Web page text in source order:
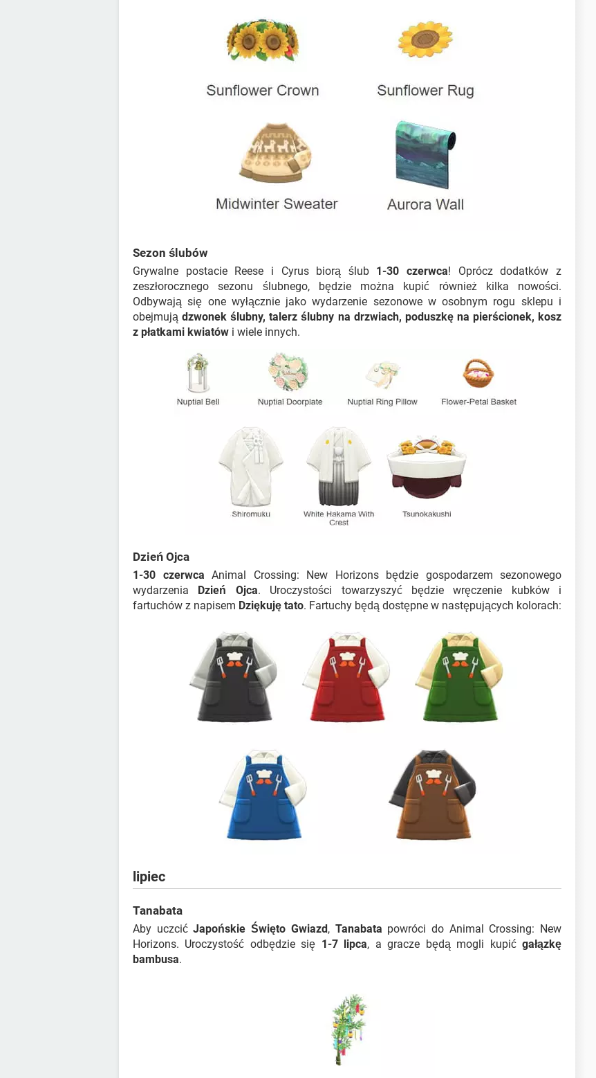
Sezon ślubów
Grywalne postacie Reese i Cyrus biorą ślub 1-30 czerwca! Oprócz dodatków z
zeszłorocznego sezonu ślubnego, będzie można kupić również kilka nowości.
Odbywają się one wyłącznie jako wydarzenie sezonowe w osobnym rogu sklepu i
obejmujądzwonek ślubny, talerz ślubny na drzwiach, poduszkę na pierścionek, kosz
z płatkami kwiatów i wiele innych.
Dzień Ojca
1-30 czerwca Animal Crossing: New Horizons będzie gospodarzem sezonowego
wydarzenia Dzień Ojca. Uroczystości towarzyszyć będzie wręczenie kubków i
fartuchów z napisem Dziękuję tato. Fartuchy będą dostępne w następujących kolorach:
lipiec
Tanabata
Aby uczcićJapońskie Święto Gwiazd , Tanabata powróci do Animal Crossing: New
Horizons. Uroczystość odbędzie się 1-7 lipca, a gracze będą mogli kupićgałązkę
bambusa.